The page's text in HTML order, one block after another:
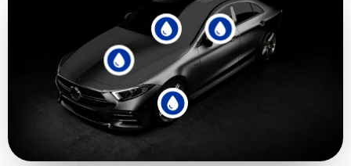
Автомобильная краска и
Герметик для керамики
Permanent Protector 7650 PRO
Герметизация автомобильных
стекол профессионального
качества - 1002-7601
Промышленный герметик
для текстиля, кожи и
синтетических волокон -